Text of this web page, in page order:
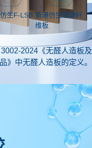
生F-LSB 新港仿生超薄纤
维板
2024《无醛人造板及
》中无醛人造板的定义。